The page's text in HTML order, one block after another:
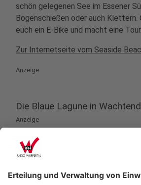
schön gelegenen See im Essener
Bogenschießen oder auch Klettern.
euch ein E-Bike und macht eine Tour.
Zur Internetseite vom Seaside
Anzeige
Die Blaue Lagune in
Anzeige
In der Nähe der niederländischen
sich einfach an den Strand legen